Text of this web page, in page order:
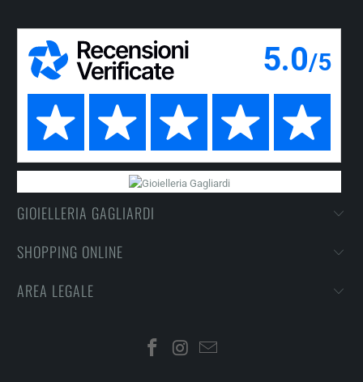
GIOIELLERIA GAGLIARDI
SHOPPING ONLINE
AREA LEGALE